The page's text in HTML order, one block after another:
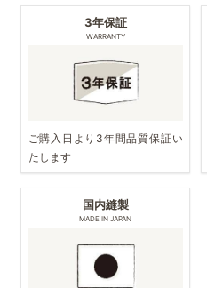
3年保証
WARRANTY
ご購入日より3年間品質保証い
たします
国内縫製
MADE IN JAPAN